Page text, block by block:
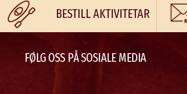
BESTILL AKTIVITETAR
FØLG OSS PÅ SOSIALE MEDIA